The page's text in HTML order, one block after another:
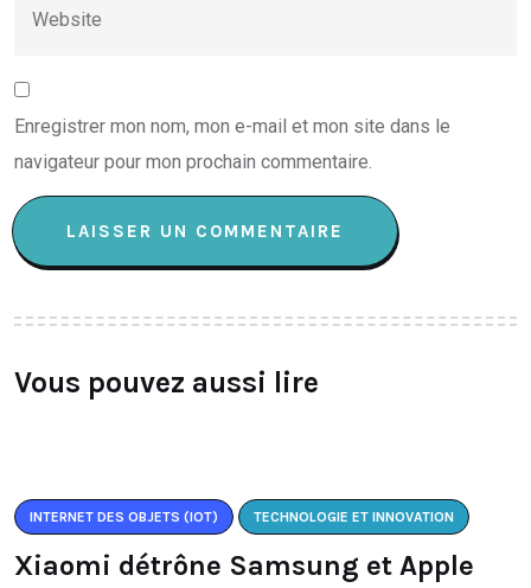
Enregistrer mon nom, mon e-mail et mon site dans le
navigateur pour mon prochain commentaire.
Vous pouvez aussi lire
INTERNET DES OBJETS (IOT) TECHNOLOGIE ET INNOVATION
Xiaomi détrône Samsung et Apple